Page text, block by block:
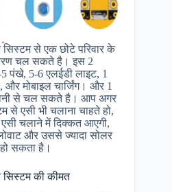
से एक छोटे परिवार के
चल सकते है। इस 2
पंखे, 5-6 एलईडी लाइट, 1
मोबाइल चार्जिंग। और 1
से चल सकते है। आप अगर
से एसी भी चलाना चाहते हो,
चलाने में दिक्कत आएगी,
और उससे ज्यादा सोलर
सकता है।
की कीमत